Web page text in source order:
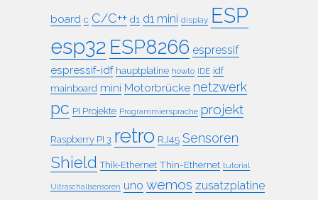
board c C/C++ d1 d1 mini display ESP
esp32 ESP8266 espressif
espressif-idf hauptplatine howto IDE idf
mainboard mini Motorbrücke netzwerk
pc PI Projekte Programmiersprache projekt
Raspberry PI 3 retro RJ45 Sensoren
Shield Thik-Ethernet Thin-Ethernet tutorial
Ultraschallsensoren uno wemos zusatzplatine